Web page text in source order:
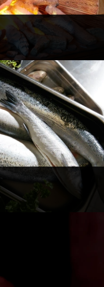
Zimmer |
Stil
Küche | Feiste